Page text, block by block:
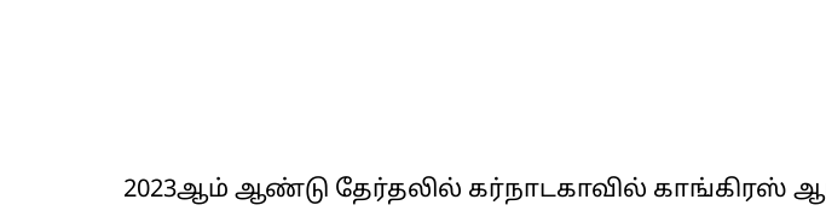
2023ஆம் ஆண்டு தேர்தலில் கர்நாடகாவில் காங்கிரஸ்